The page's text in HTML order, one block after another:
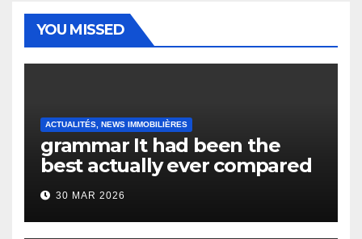
YOU MISSED
ACTUALITÉS, NEWS IMMOBILIÈRES
grammar It had been the
best actually ever compared
to it’s the top actually?
English Vocabulary Learners
Heap Change
30 MAR 2026